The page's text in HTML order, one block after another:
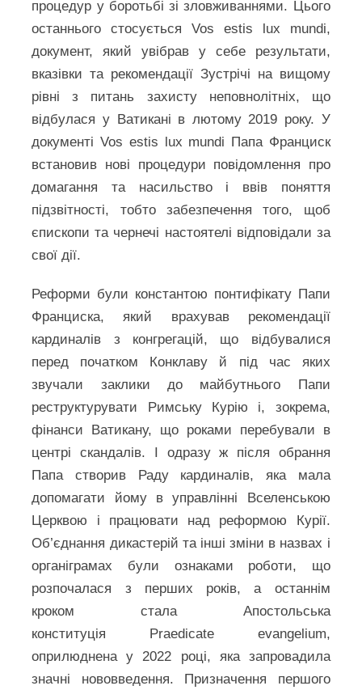
процедур у боротьбі зі зловживаннями. Цього
останнього стосується Vos estis lux mundi,
документ, який увібрав у себе результати,
вказівки та рекомендації Зустрічі на вищому
рівні з питань захисту неповнолітніх, що
відбулася у Ватикані в лютому 2019 року. У
документі Vos estis lux mundi Папа Франциск
встановив нові процедури повідомлення про
домагання та насильство і ввів поняття
підзвітності, тобто забезпечення того, щоб
єпископи та чернечі настоятелі відповідали за
свої дії.
Реформи були константою понтифікату Папи
Франциска, який врахував рекомендації
кардиналів з конгрегацій, що відбувалися
перед початком Конклаву й під час яких
звучали заклики до майбутнього Папи
реструктурувати Римську Курію і, зокрема,
фінанси Ватикану, що роками перебували в
центрі скандалів. І одразу ж після обрання
Папа створив Раду кардиналів, яка мала
допомагати йому в управлінні Вселенською
Церквою і працювати над реформою Курії.
Об’єднання дикастерій та інші зміни в назвах і
органіграмах були ознаками роботи, що
розпочалася з перших років, а останнім
кроком стала Апостольська
конституція Praedicate evangelium,
оприлюднена у 2022 році, яка запровадила
значні нововведення. Призначення першого